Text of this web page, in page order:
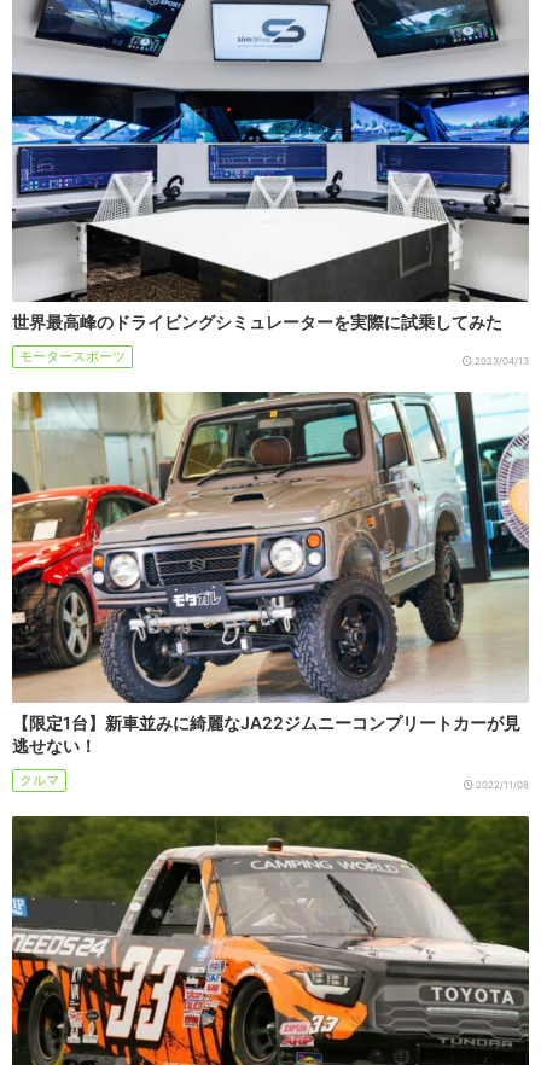
世界最高峰のドライビングシミュレーターを実際に試乗してみた
モータースポーツ 2023/04/13
【限定1台】新車並みに綺麗なJA22ジムニーコンプリートカーが見
逃せない！
クルマ 2022/11/08